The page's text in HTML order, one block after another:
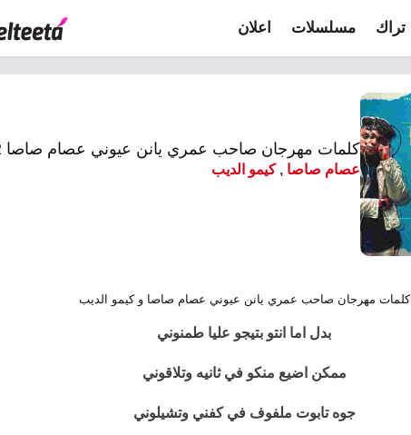
تراك مسلسلات اعلان
كلمات مهرجان صاحب عمري يانن عيوني عصام صاصا 2022
عصام صاصا ,كيمو الديب
كلمات مهرجان صاحب عمري يانن عيوني عصام صاصا و كيمو الديب
بدل اما انتو بتيجو عليا طمنوني
ممكن اضيع منكو في ثانيه وتلاقوني
جوه تابوت ملفوف في كفني وتشيلوني